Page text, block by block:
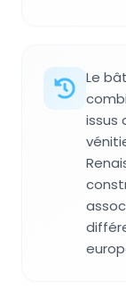
Le
issus